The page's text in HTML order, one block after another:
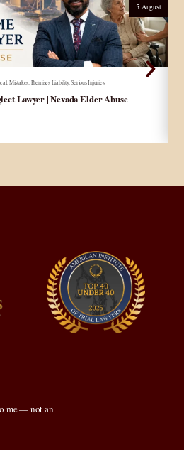
5 August
, Mistakes, Premises Liability,Serious Injuries
Lawyer | Nevada Elder Abuse
me — not an